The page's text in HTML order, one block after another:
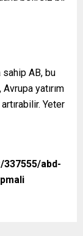
AB, bu
yatırım
Yeter
abd-